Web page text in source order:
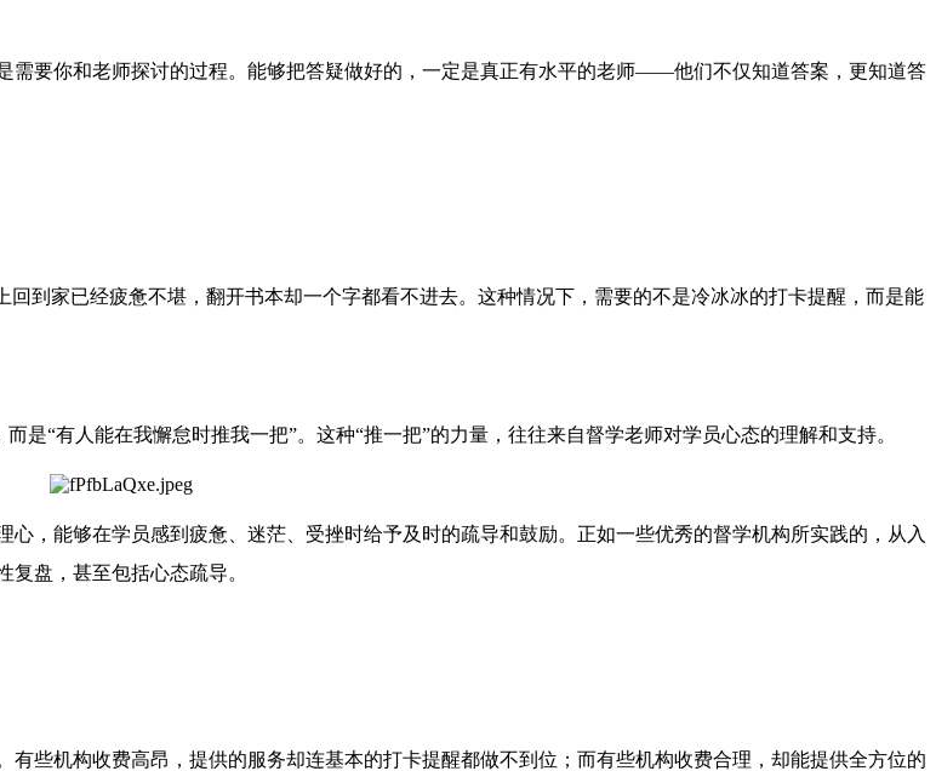
需要你和老师探讨的过程。能够把答疑做好的，一定是真正有水平的老师——他们不仅知道答案，更知道答
到家已经疲惫不堪，翻开书本却一个字都看不进去。这种情况下，需要的不是冷冰冰的打卡提醒，而是能
是“有人能在我懈怠时推我一把”。这种“推一把”的力量，往往来自督学老师对学员心态的理解和支持。
，能够在学员感到疲惫、迷茫、受挫时给予及时的疏导和鼓励。正如一些优秀的督学机构所实践的，从入
盘，甚至包括心态疏导。
些机构收费高昂，提供的服务却连基本的打卡提醒都做不到位；而有些机构收费合理，却能提供全方位的